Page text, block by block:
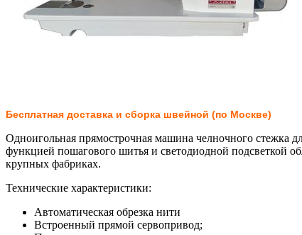
Бесплатная доставка и сборка швейной (по Москве)
Одноигольная прямострочная машина челночного стежка
функцией пошагового шитья и светодиодной подсветкой
крупных фабриках.
Технические характеристики:
Автоматическая обрезка нити
Встроенный прямой сервопривод;